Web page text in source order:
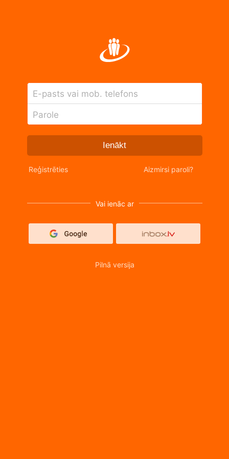
E-pasts vai mob. telefons
Parole
Ienākt
Reģistrēties Aizmirsi paroli?
Vai ienāc ar
Pilnā versija